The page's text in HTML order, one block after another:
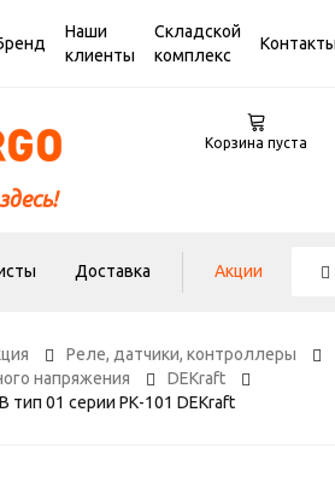
Наши
клиенты
Складской
комплекс
Корзина пуста
Доставка Акции
Реле, датчики, контроллеры
напряжения
DEKraft
тип 01 серии РК-101 DEKraft